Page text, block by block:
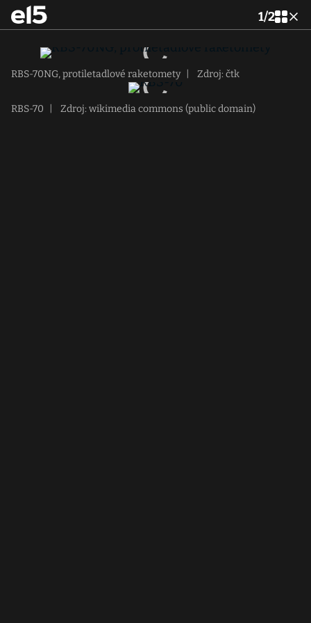
1/2
RBS-70NG, protiletadlové raketomety Zdroj: čtk
RBS-70 Zdroj: wikimedia commons (public domain)